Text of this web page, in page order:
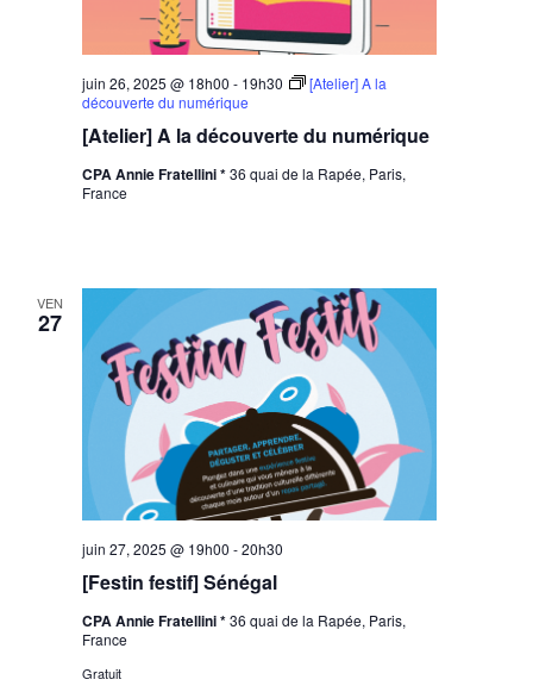
[Atelier] A la découverte du numérique
juin 26, 2025 @ 18h00 - 19h30
[Atelier] A la
découverte du numérique
CPA Annie Fratellini *36 quai de la Rapée, Paris,
France
VEN
27
[Festin festif] Sénégal
juin 27, 2025 @ 19h00 -20h30
CPA Annie Fratellini *36 quai de la Rapée, Paris,
France
Gratuit